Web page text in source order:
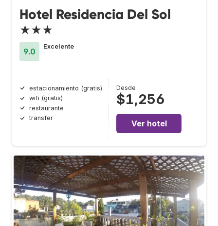
Hotel Residencia Del Sol
★★★
9.0
Excelente
estacionamiento (gratis)
wifi (gratis)
restaurante
transfer
Desde
$1,256
Ver hotel